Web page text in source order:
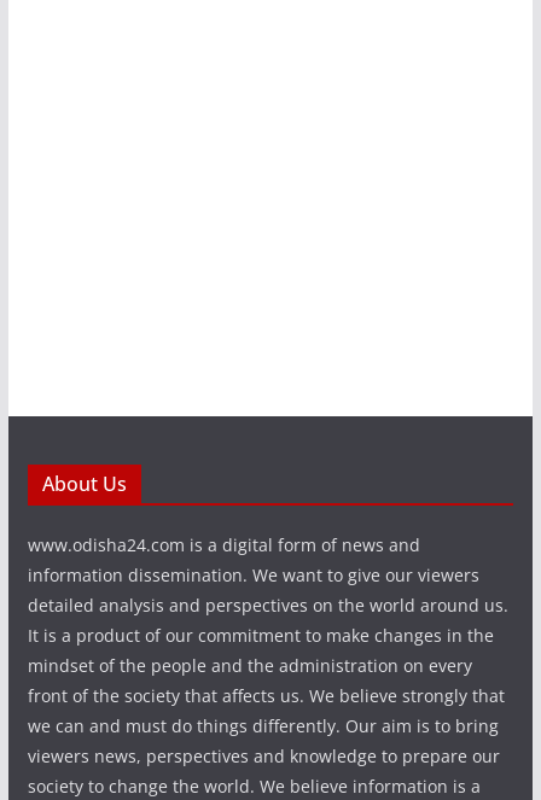
About Us
www.odisha24.com is a digital form of news and
information dissemination. We want to give our viewers
detailed analysis and perspectives on the world around us.
It is a product of our commitment to make changes in the
mindset of the people and the administration on every
front of the society that affects us. We believe strongly that
we can and must do things differently. Our aim is to bring
viewers news, perspectives and knowledge to prepare our
society to change the world. We believe information is a